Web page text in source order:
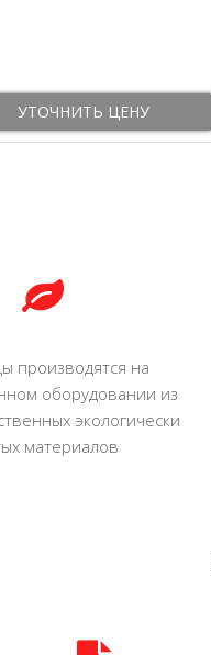
УТОЧНИТЬ ЦЕНУ
производятся на
оборудовании из
экологически
материалов